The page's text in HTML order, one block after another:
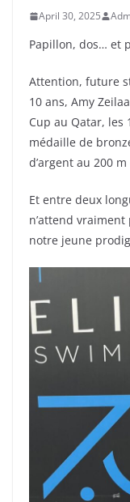
April 30, 2025
Papillon, dos… et
Attention, future
10 ans, Amy
Cup au Qatar, les
médaille de
d’argent au 200 m
Et entre deux
n’attend
notre jeune